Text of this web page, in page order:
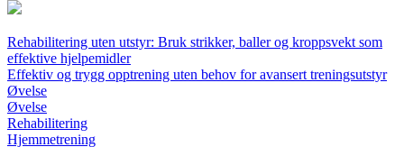
Rehabilitering uten utstyr: Bruk strikker, baller og kroppsvekt som
effektive hjelpemidler
Effektiv og trygg opptrening uten behov for avansert treningsutstyr
Øvelse
Øvelse
Rehabilitering
Hjemmetrening